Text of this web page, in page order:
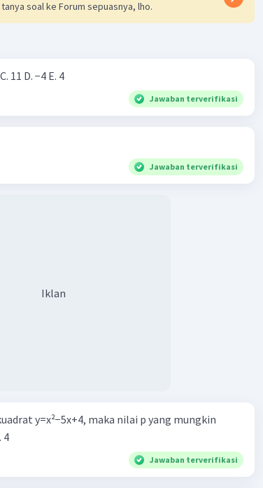
soal ke Forum sepuasnya, lho.
3 B. −3 C. 11 D. −4 E. 4
Jawaban terverifikasi
Jawaban terverifikasi
Iklan
y=x²−5x+4, maka nilai p yang mungkin
4
Jawaban terverifikasi